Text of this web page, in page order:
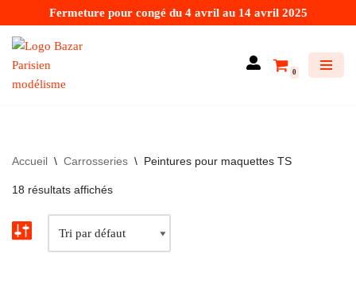
Aller
au
contenu
Fermeture pour congé du 4 avril au 14 avril 2025
0
Accueil \ Carrosseries \ Peintures pour maquettes TS
18 résultats affichés